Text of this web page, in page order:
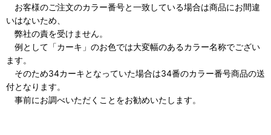
お客様のご注文のカラー番号と一致している場合は商品にお間違
いはないため、
弊社の責を受けません。
例として「カーキ」のお色では大変幅のあるカラー名称でござい
ます。
そのため34カーキとなっていた場合は34番のカラー番号商品の送
付となります。
事前にお調べいただくことをお勧めいたします。